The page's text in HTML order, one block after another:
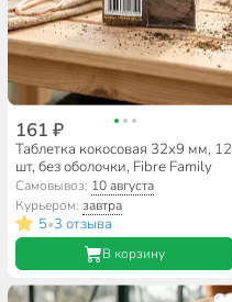
161 ₽
Таблетка кокосовая 32х9 мм, 12
шт, без оболочки, Fibre Family
Самовывоз: 10 августа
Курьером:завтра
5•3 отзыва
В корзину